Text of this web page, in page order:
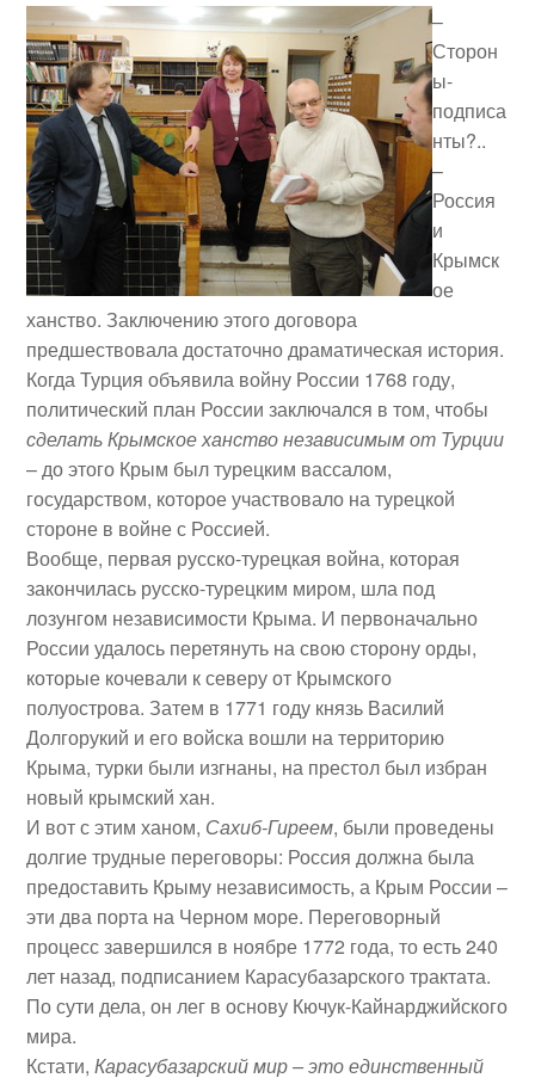
–
Сторон
ы-
подписа
нты?..
–
Россия
и
Крымск
ое
ханство. Заключению этого договора
предшествовала достаточно драматическая история.
Когда Турция объявила войну России 1768 году,
политический план России заключался в том, чтобы
сделать Крымское ханство независимым от Турции
– до этого Крым был турецким вассалом,
государством, которое участвовало на турецкой
стороне в войне с Россией.
Вообще, первая русско-турецкая война, которая
закончилась русско-турецким миром, шла под
лозунгом независимости Крыма. И первоначально
России удалось перетянуть на свою сторону орды,
которые кочевали к северу от Крымского
полуострова. Затем в 1771 году князь Василий
Долгорукий и его войска вошли на территорию
Крыма, турки были изгнаны, на престол был избран
новый крымский хан.
И вот с этим ханом, Сахиб-Гиреем, были проведены
долгие трудные переговоры: Россия должна была
предоставить Крыму независимость, а Крым России –
эти два порта на Черном море. Переговорный
процесс завершился в ноябре 1772 года, то есть 240
лет назад, подписанием Карасубазарского трактата.
По сути дела, он лег в основу Кючук-Кайнарджийского
мира.
Кстати,Карасубазарский мир – это единственный